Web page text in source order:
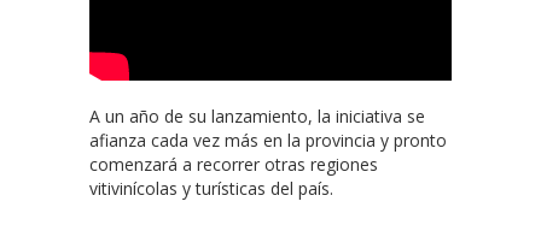
A un año de su lanzamiento, la iniciativa se
afianza cada vez más en la provincia y pronto
comenzará a recorrer otras regiones
vitivinícolas y turísticas del país.